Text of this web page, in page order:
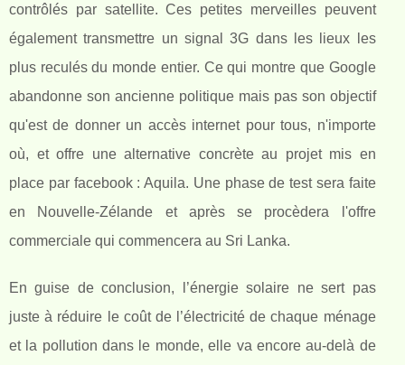
contrôlés par satellite. Ces petites merveilles peuvent
également transmettre un signal 3G dans les lieux les
plus reculés du monde entier. Ce qui montre que Google
abandonne son ancienne politique mais pas son objectif
qu'est de donner un accès internet pour tous, n'importe
où, et offre une alternative concrète au projet mis en
place par facebook : Aquila. Une phase de test sera faite
en Nouvelle-Zélande et après se procèdera l'offre
commerciale qui commencera au Sri Lanka.
En guise de conclusion, l’énergie solaire ne sert pas
juste à réduire le coût de l’électricité de chaque ménage
et la pollution dans le monde, elle va encore au-delà de